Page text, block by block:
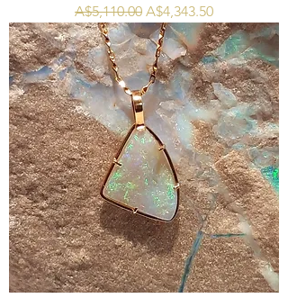
通常価格
A$5,110.00 セール価格
A$4,343.50